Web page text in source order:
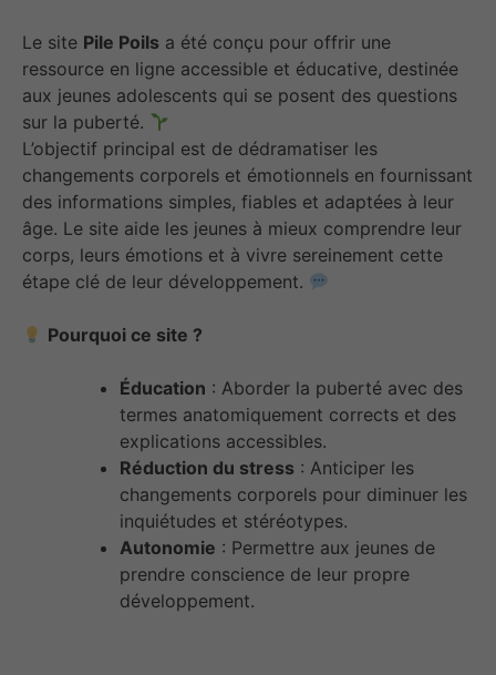
Le site Pile Poils a été conçu pour offrir une
ressource en ligne accessible et éducative, destinée
aux jeunes adolescents qui se posent des questions
sur la puberté.
L’objectif principal est de dédramatiser les
changements corporels et émotionnels en fournissant
des informations simples, fiables et adaptées à leur
âge. Le site aide les jeunes à mieux comprendre leur
corps, leurs émotions et à vivre sereinement cette
étape clé de leur développement.
Pourquoi ce site ?
Éducation : Aborder la puberté avec des
termes anatomiquement corrects et des
explications accessibles.
Réduction du stress : Anticiper les
changements corporels pour diminuer les
inquiétudes et stéréotypes.
Autonomie : Permettre aux jeunes de
prendre conscience de leur propre
développement.